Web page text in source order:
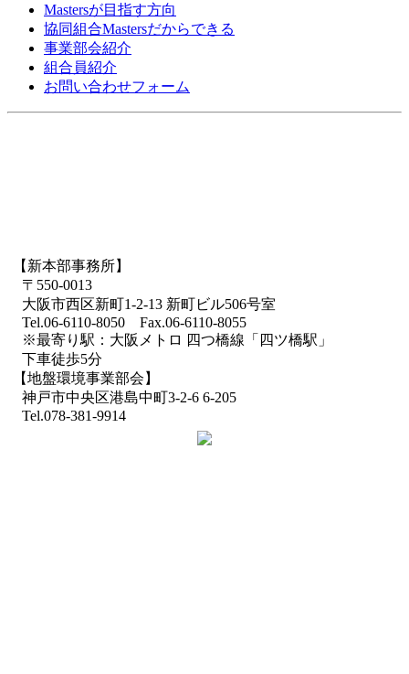
Mastersが目指す方向
協同組合Mastersだからできる
事業部会紹介
組合員紹介
お問い合わせフォーム
【新本部事務所】
〒550-0013
大阪市西区新町1-2-13 新町ビル506号室
Tel.06-6110-8050 Fax.06-6110-8055
※最寄り駅：大阪メトロ 四つ橋線「四ツ橋駅」
下車徒歩5分
【地盤環境事業部会】
神戸市中央区港島中町3-2-6 6-205
Tel.078-381-9914